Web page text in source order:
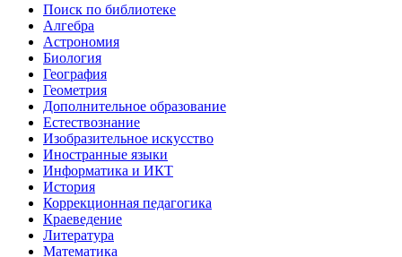
Поиск по библиотеке
Алгебра
Астрономия
Биология
География
Геометрия
Дополнительное образование
Естествознание
Изобразительное искусство
Иностранные языки
Информатика и ИКТ
История
Коррекционная педагогика
Краеведение
Литература
Математика